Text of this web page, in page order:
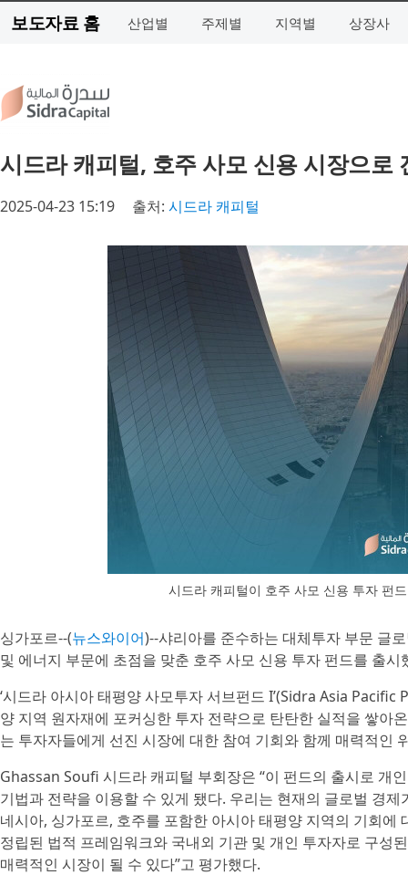
보도자료 홈 산업별 주제별 지역별 상장사
시드라 캐피털, 호주 사모 신용 시장으로
2025-04-23 15:19 출처: 시드라 캐피털
시드라 캐피털이 호주 사모 신용 투자 펀
싱가포르--(뉴스와이어)--샤리아를 준수하는 대체투자 부문 글
및 에너지 부문에 초점을 맞춘 호주 사모 신용 투자 펀드를 출시
‘시드라 아시아 태평양 사모투자 서브펀드 I’(Sidra Asia
양 지역 원자재에 포커싱한 투자 전략으로 탄탄한 실적을 쌓아
는 투자자들에게 선진 시장에 대한 참여 기회와 함께 매력적인
Ghassan Soufi 시드라 캐피털 부회장은 “이 펀드의 출시로 개
기법과 전략을 이용할 수 있게 됐다. 우리는 현재의 글로벌 경
네시아, 싱가포르, 호주를 포함한 아시아 태평양 지역의 기회
정립된 법적 프레임워크와 국내외 기관 및 개인 투자자로 구성
매력적인 시장이 될 수 있다”고 평가했다.